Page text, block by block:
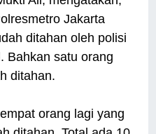
Jakarta
ditahan oleh polisi
Bahkan satu orang
ditahan.
orang lagi yang